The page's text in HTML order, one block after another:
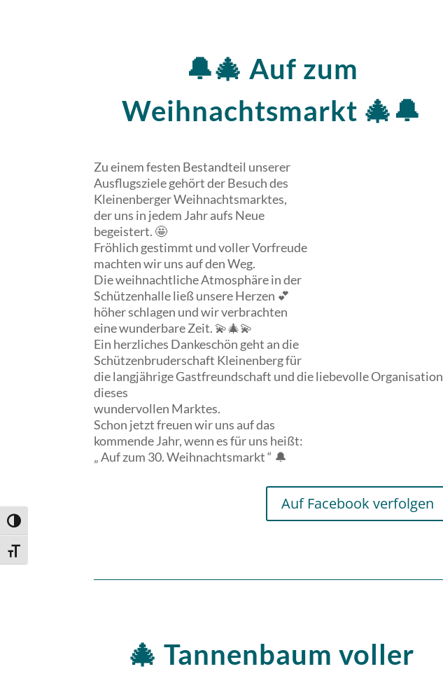
Umschalten auf hohe Kontraste
Schrift vergrößern
🔔🎄 Auf zum
Weihnachtsmarkt 🎄🔔
Zu einem festen Bestandteil unserer
Ausflugsziele gehört der Besuch des
Kleinenberger Weihnachtsmarktes,
der uns in jedem Jahr aufs Neue
begeistert. 🤩
Fröhlich gestimmt und voller Vorfreude
machten wir uns auf den Weg.
Die weihnachtliche Atmosphäre in der
Schützenhalle ließ unsere Herzen 💕
höher schlagen und wir verbrachten
eine wunderbare Zeit. 💫🎄💫
Ein herzliches Dankeschön geht an die
Schützenbruderschaft Kleinenberg für
die langjährige Gastfreundschaft und die liebevolle Organisation
dieses
wundervollen Marktes.
Schon jetzt freuen wir uns auf das
kommende Jahr, wenn es für uns heißt:
„ Auf zum 30. Weihnachtsmarkt “ 🔔
Auf Facebook verfolgen
🎄 Tannenbaum voller